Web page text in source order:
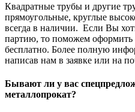
Квадратные трубы и другие
прямоугольные, круглые
всегда в наличии. Если Вы
партию, то поможем оформить
бесплатно. Более полную
написав нам в заявке или на
Бывают ли у вас
металлопрокат?